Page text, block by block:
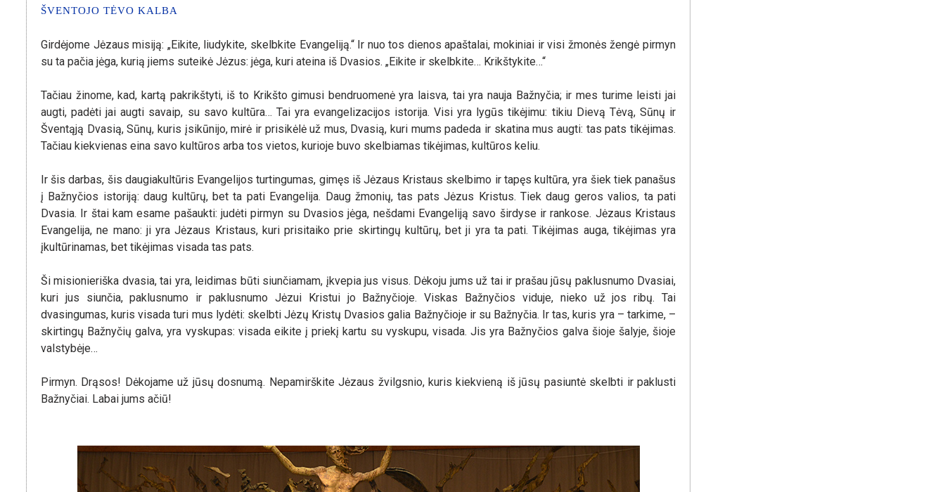
ŠVENTOJO TĖVO KALBA
Girdėjome Jėzaus misiją: „Eikite, liudykite, skelbkite Evangeliją.“ Ir nuo tos dienos apaštalai, mokiniai ir visi žmonės žengė pirmyn
su ta pačia jėga, kurią jiems suteikė Jėzus: jėga, kuri ateina iš Dvasios. „Eikite ir skelbkite… Krikštykite…“
Tačiau žinome, kad, kartą pakrikštyti, iš to Krikšto gimusi bendruomenė yra laisva, tai yra nauja Bažnyčia; ir mes turime leisti jai
augti, padėti jai augti savaip, su savo kultūra… Tai yra evangelizacijos istorija. Visi yra lygūs tikėjimu: tikiu Dievą Tėvą, Sūnų ir
Šventąją Dvasią, Sūnų, kuris įsikūnijo, mirė ir prisikėlė už mus, Dvasią, kuri mums padeda ir skatina mus augti: tas pats tikėjimas.
Tačiau kiekvienas eina savo kultūros arba tos vietos, kurioje buvo skelbiamas tikėjimas, kultūros keliu.
Ir šis darbas, šis daugiakultūris Evangelijos turtingumas, gimęs iš Jėzaus Kristaus skelbimo ir tapęs kultūra, yra šiek tiek panašus
į Bažnyčios istoriją: daug kultūrų, bet ta pati Evangelija. Daug žmonių, tas pats Jėzus Kristus. Tiek daug geros valios, ta pati
Dvasia. Ir štai kam esame pašaukti: judėti pirmyn su Dvasios jėga, nešdami Evangeliją savo širdyse ir rankose. Jėzaus Kristaus
Evangelija, ne mano: ji yra Jėzaus Kristaus, kuri prisitaiko prie skirtingų kultūrų, bet ji yra ta pati. Tikėjimas auga, tikėjimas yra
įkultūrinamas, bet tikėjimas visada tas pats.
Ši misionieriška dvasia, tai yra, leidimas būti siunčiamam, įkvepia jus visus. Dėkoju jums už tai ir prašau jūsų paklusnumo Dvasiai,
kuri jus siunčia, paklusnumo ir paklusnumo Jėzui Kristui jo Bažnyčioje. Viskas Bažnyčios viduje, nieko už jos ribų. Tai
dvasingumas, kuris visada turi mus lydėti: skelbti Jėzų Kristų Dvasios galia Bažnyčioje ir su Bažnyčia. Ir tas, kuris yra – tarkime, –
skirtingų Bažnyčių galva, yra vyskupas: visada eikite į priekį kartu su vyskupu, visada. Jis yra Bažnyčios galva šioje šalyje, šioje
valstybėje…
Pirmyn. Drąsos! Dėkojame už jūsų dosnumą. Nepamirškite Jėzaus žvilgsnio, kuris kiekvieną iš jūsų pasiuntė skelbti ir paklusti
Bažnyčiai. Labai jums ačiū!